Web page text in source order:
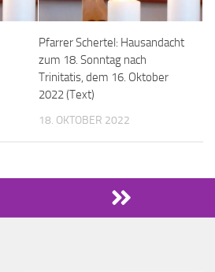
Pfarrer Schertel: Hausandacht
zum 18. Sonntag nach
Trinitatis, dem 16. Oktober
2022 (Text)
18. OKTOBER 2022